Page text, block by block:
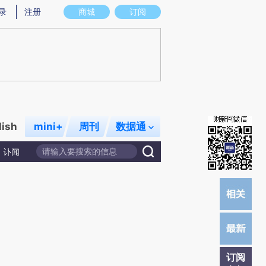
商城 订阅
注册
mini+ 周刊 数据通
讣闻
订阅